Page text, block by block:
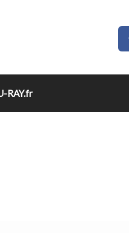
RAY.fr